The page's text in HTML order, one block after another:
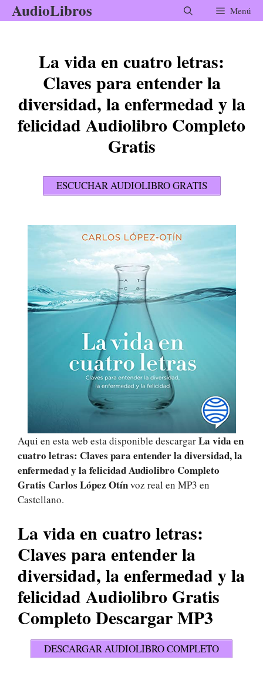
Saltar
al
AudioLibros Menú
La vida en cuatro letras:
Claves para entender la
diversidad, la enfermedad y la
felicidad Audiolibro Completo
Gratis
ESCUCHAR AUDIOLIBRO GRATIS
Aqui en esta web esta disponible descargarLa vida en
cuatro letras: Claves para entender la diversidad, la
enfermedad y la felicidad Audiolibro Completo
Gratis Carlos López Otínvoz real en MP3 en
Castellano.
La vida en cuatro letras:
Claves para entender la
diversidad, la enfermedad y la
felicidad Audiolibro Gratis
Completo Descargar MP3
DESCARGAR AUDIOLIBRO COMPLETO